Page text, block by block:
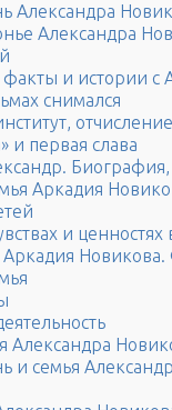
Александра
Александра
и истории с
снимался
и первая слава
Биография,
Аркадия
и ценностях
Аркадия
Александра
и семья